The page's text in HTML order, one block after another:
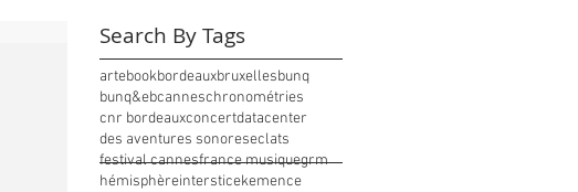
Search By Tags
artebookbordeauxbruxellesbunq
bunq&ebcanneschronométries
cnr bordeauxconcertdatacenter
des aventures sonoreseclats
festival cannesfrance musiquegrm
hémisphèreintersticekemence